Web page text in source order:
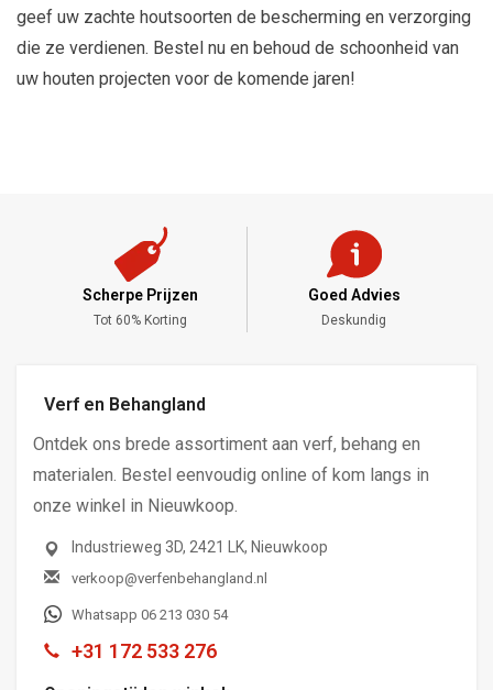
geef uw zachte houtsoorten de bescherming en verzorging
die ze verdienen. Bestel nu en behoud de schoonheid van
uw houten projecten voor de komende jaren!
Scherpe Prijzen
Tot 60% Korting
Goed Advies
Deskundig
Verf en Behangland
Ontdek ons brede assortiment aan verf, behang en
materialen. Bestel eenvoudig online of kom langs in
onze winkel in Nieuwkoop.
Industrieweg 3D, 2421 LK, Nieuwkoop
verkoop@verfenbehangland.nl
Whatsapp 06 213 030 54
+31 172 533 276